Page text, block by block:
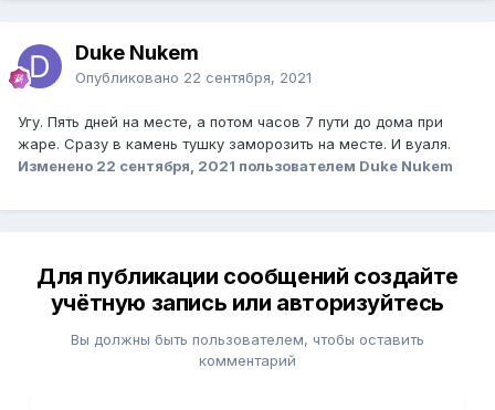
Duke Nukem
Опубликовано 22 сентября, 2021
Угу. Пять дней на месте, а потом часов 7 пути до дома при
жаре. Сразу в камень тушку заморозить на месте. И вуаля.
Изменено 22 сентября, 2021 пользователем Duke Nukem
Для публикации сообщений создайте
учётную запись или авторизуйтесь
Вы должны быть пользователем, чтобы оставить
комментарий